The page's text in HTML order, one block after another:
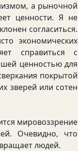
а рыночной
ценности. Я не
согласиться.
экономических
справиться с
ценностью для
покрытой
зверей или сотен
мировоззрение
Очевидно, что
людей.